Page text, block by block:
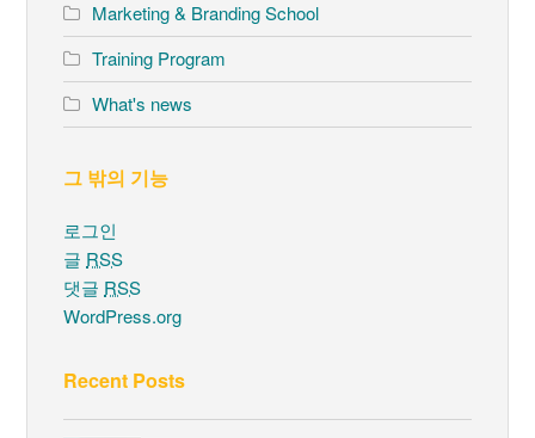
Marketing & Branding School
Training Program
What's news
그 밖의 기능
로그인
글 RSS
댓글 RSS
WordPress.org
Recent Posts